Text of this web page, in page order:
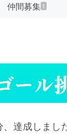
仲間募集 1
達成しました